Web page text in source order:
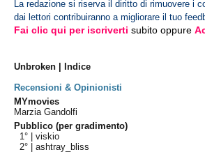
La redazione si riserva il diritto di rimuovere i
dai lettori contribuiranno a migliorare il tuo
Fai clic qui per iscriverti subito oppure
Unbroken | Indice
Recensioni & Opinionisti
MYmovies
Marzia Gandolfi
Pubblico (per gradimento)
1° |viskio
2° |ashtray_bliss